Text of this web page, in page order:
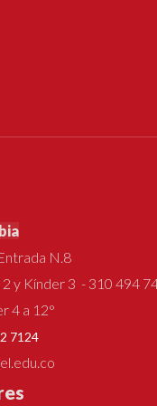
N.8
2 y Kínder 3 - 310 494
4 a 12°
7124